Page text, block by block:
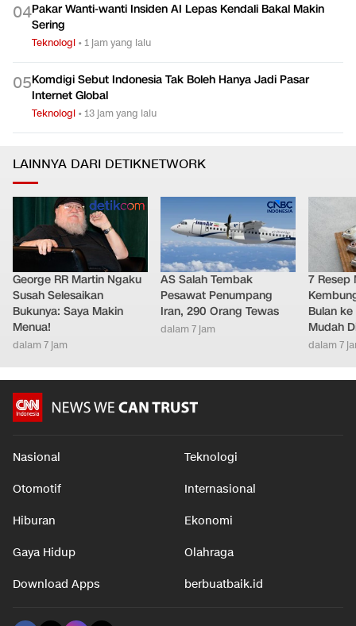
04Pakar Wanti-wanti Insiden AI Lepas Kendali Bakal Makin
Sering
Teknologi •1 jam yang lalu
05Komdigi Sebut Indonesia Tak Boleh Hanya Jadi Pasar
Internet Global
Teknologi •13 jam yang lalu
LAINNYA DARI DETIKNETWORK
George RR Martin Ngaku
Susah Selesaikan
Bukunya: Saya Makin
Menua!
dalam 7 jam
AS Salah Tembak
Pesawat Penumpang
Iran, 290 Orang Tewas
dalam 7 jam
7 Resep
Bulan
Mudah
dalam 7
Nasional Teknologi
Otomotif Internasional
Hiburan Ekonomi
Gaya Hidup Olahraga
Download Apps berbuatbaik.id